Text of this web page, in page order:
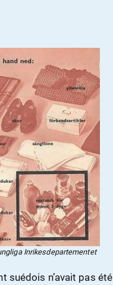
Inrikesdepartementet
suédois n’avait pas été